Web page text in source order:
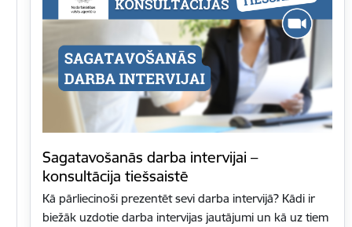
Sagatavošanās darba intervijai –
konsultācija tiešsaistē
Kā pārliecinoši prezentēt sevi darba intervijā? Kādi ir
biežāk uzdotie darba intervijas jautājumi un kā uz tiem